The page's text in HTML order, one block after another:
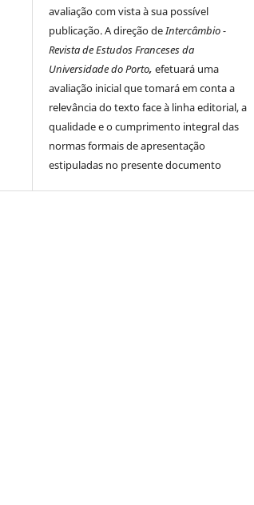
avaliação com vista à sua possível
publicação. A direção deIntercâmbio -
Revista de Estudos Franceses da
Universidade do Porto,efetuará uma
avaliação inicial que tomará em conta a
relevância do texto face à linha editorial, a
qualidade e o cumprimento integral das
normas formais de apresentação
estipuladas no presente documento